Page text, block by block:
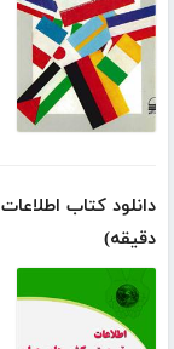
دقیقه)